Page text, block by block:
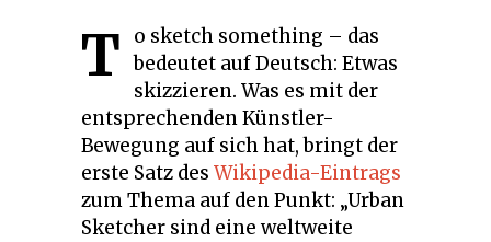
T
o sketch something – das
bedeutet auf Deutsch: Etwas
skizzieren. Was es mit der
entsprechenden Künstler-
Bewegung auf sich hat, bringt der
erste Satz des Wikipedia-Eintrags
zum Thema auf den Punkt: „Urban
Sketcher sind eine weltweite